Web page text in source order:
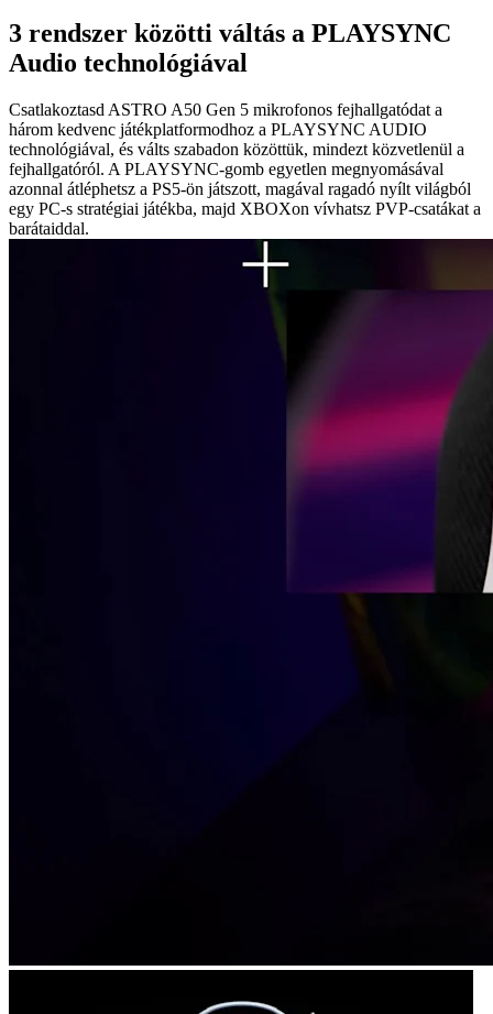
3 rendszer közötti váltás a PLAYSYNC
Audio technológiával
Csatlakoztasd ASTRO A50 Gen 5 mikrofonos fejhallgatódat a
három kedvenc játékplatformodhoz a PLAYSYNC AUDIO
technológiával, és válts szabadon közöttük, mindezt közvetlenül a
fejhallgatóról. A PLAYSYNC-gomb egyetlen megnyomásával
azonnal átléphetsz a PS5-ön játszott, magával ragadó nyílt világból
egy PC-s stratégiai játékba, majd XBOXon vívhatsz PVP-csatákat a
barátaiddal.